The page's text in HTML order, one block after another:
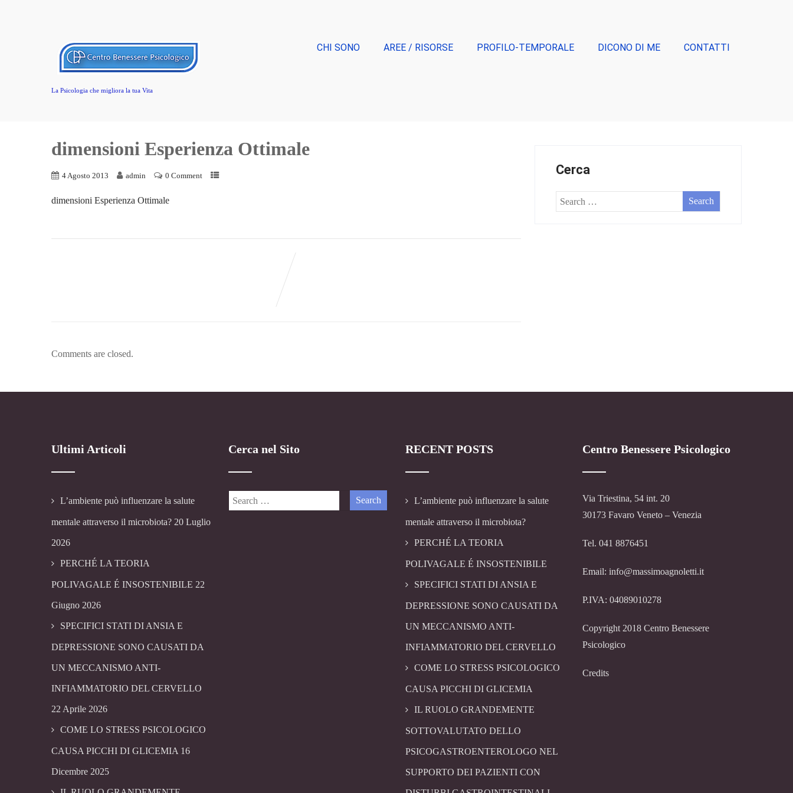
La Psicologia che migliora la tua Vita
CHI SONO AREE / RISORSE PROFILO-TEMPORALE DICONO DI ME CONTATTI
dimensioni Esperienza Ottimale
4 Agosto 2013 admin 0 Comment
dimensioni Esperienza Ottimale
Comments are closed.
Cerca
Ultimi Articoli
L’ambiente può influenzare la salute
mentale attraverso il microbiota? 20 Luglio
2026
PERCHÉ LA TEORIA
POLIVAGALE É INSOSTENIBILE 22
Giugno 2026
SPECIFICI STATI DI ANSIA E
DEPRESSIONE SONO CAUSATI DA
UN MECCANISMO ANTI-
INFIAMMATORIO DEL CERVELLO
22 Aprile 2026
COME LO STRESS PSICOLOGICO
CAUSA PICCHI DI GLICEMIA 16
Dicembre 2025
Cerca nel Sito RECENT POSTS
L’ambiente può influenzare la salute
mentale attraverso il microbiota?
PERCHÉ LA TEORIA
POLIVAGALE É INSOSTENIBILE
SPECIFICI STATI DI ANSIA E
DEPRESSIONE SONO CAUSATI DA
UN MECCANISMO ANTI-
INFIAMMATORIO DEL CERVELLO
COME LO STRESS PSICOLOGICO
CAUSA PICCHI DI GLICEMIA
IL RUOLO GRANDEMENTE
SOTTOVALUTATO DELLO
PSICOGASTROENTEROLOGO NEL
SUPPORTO DEI PAZIENTI CON
Centro Benessere Psicologico
Via Triestina, 54 int. 20
30173 Favaro Veneto – Venezia
Tel. 041 8876451
Email: info@massimoagnoletti.it
P.IVA: 04089010278
Copyright 2018 Centro Benessere
Psicologico
Credits